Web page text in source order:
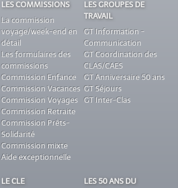
LES COMMISSIONS
La commission
voyage/week-end en
détail
Les formulaires des
commissions
Commission Enfance
Commission Vacances
Commission Voyages
Commission Retraite
Commission Prêts-
Solidarité
Commission mixte
Aide exceptionnelle
LES GROUPES DE
TRAVAIL
GT Information -
Communication
GT Coordination des
CLAS/CAES
GT Anniversaire 50 ans
GT Séjours
GT Inter-Clas
LE CLE
LES 50 ANS DU